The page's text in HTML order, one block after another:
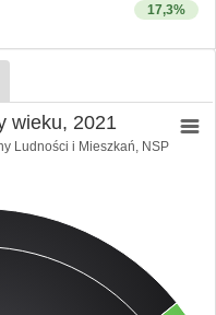
17,3%
wieku, 2021
Ludności i Mieszkań, NSP